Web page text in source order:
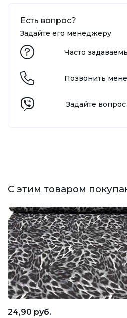
Есть вопрос?
Задайте его менеджеру
Часто
Позвонить
Задайте
С этим товаром
24,90 руб.